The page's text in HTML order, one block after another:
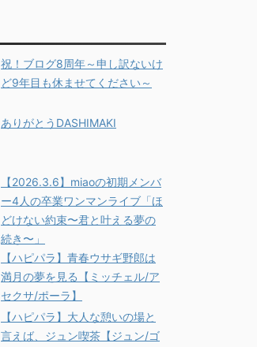
祝！ブログ8周年～申し訳ないけ
ど9年目も休ませてください～
ありがとうDASHIMAKI
【2026.3.6】miaoの初期メンバ
ー4人の卒業ワンマンライブ「ほ
どけない約束〜君と叶える夢の
続き〜」
【ハピパラ】青春ウサギ野郎は
満月の夢を見る【ミッチェル/ア
セクサ/ポーラ】
【ハピパラ】大人な憩いの場と
言えば、ジュン喫茶【ジュン/ゴ